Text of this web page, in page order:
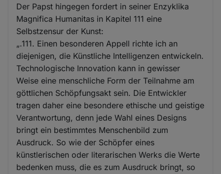
Der Papst hingegen fordert in seiner Enzyklika
Magnifica Humanitas in Kapitel 111 eine
Selbstzensur der Kunst:
„.111. Einen besonderen Appell richte ich an
diejenigen, die Künstliche Intelligenzen entwickeln.
Technologische Innovation kann in gewisser
Weise eine menschliche Form der Teilnahme am
göttlichen Schöpfungsakt sein. Die Entwickler
tragen daher eine besondere ethische und geistige
Verantwortung, denn jede Wahl eines Designs
bringt ein bestimmtes Menschenbild zum
Ausdruck. So wie der Schöpfer eines
künstlerischen oder literarischen Werks die Werte
bedenken muss, die es zum Ausdruck bringt, so